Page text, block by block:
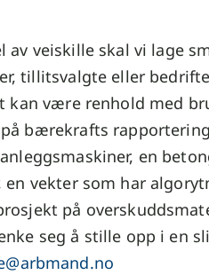
av veiskille skal vi lage
tillitsvalgte eller
kan være renhold med
bærekrafts
en
en vekter som har
på
seg å stille opp i en